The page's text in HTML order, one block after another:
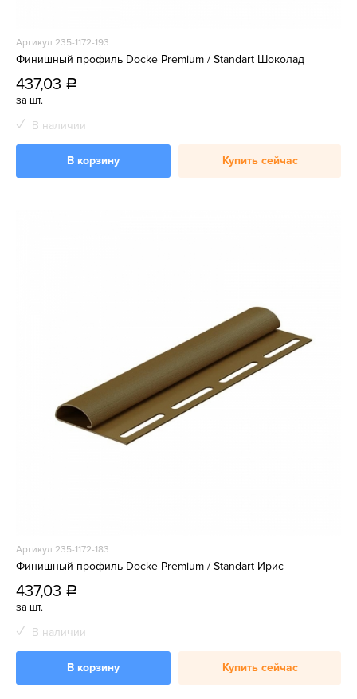
Артикул 235-1172-193
Финишный профиль Docke Premium / Standart Шоколад
437,03 a
за шт.
В наличии
В корзину Купить сейчас
Артикул 235-1172-183
Финишный профиль Docke Premium / Standart Ирис
437,03 a
за шт.
В наличии
В корзину Купить сейчас